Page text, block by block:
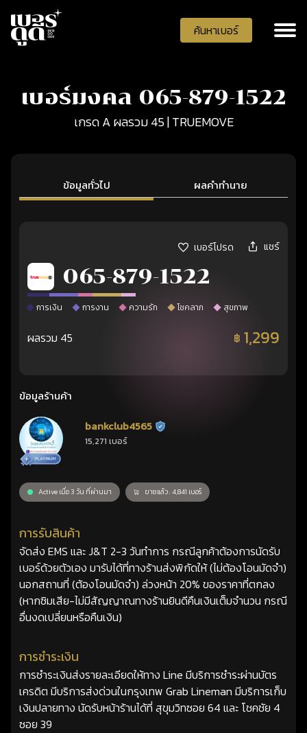
ค้นหาเบอร์
เบอร์มงคล 065-879-1522
เกรด A ผลรวม 45 | TRUEMOVE
ข้อมูลทั่วไป ผลคำทำนาย
เบอร์โปรด แชร์
065-879-1522
การเงิน การงาน ความรัก โชคลาภ สุขภาพ
ผลรวม 45 ฿ 1,299
ข้อมูลร้านค้า
bankclub4565 ร้านยืนยันแล้ว
15,271 เบอร์
Active เมื่อ 3 วัน ที่ผ่านมา ขายแล้ว : 4,841 เบอร์
การรับสินค้า
จัดส่ง EMS และ J&T 2-3 วันทำการ กรณีลูกค้าต้องการนัดรับ
เบอร์ด้วยตัวเอง มารับได้ที่ทางร้านส่งพิกัดให้ (ไม่ต้องโอนมัดจำ)
นอกสถานที่ (ต้องโอนมัดจำ) ล่วงหน้า 20% ของราคาที่ตกลง
(หากซิมเสีย-ไม่มีสัญญาณทางร้านยินดีคืนเงินเต็มจำนวน กรณี
อื่นงดเปลี่ยนหรือคืนเงิน)
การชำระเงิน
การชำระเงินส่งรายละเอียดให้ทาง Line มีบริการชำระผ่านบัตร
เครดิต มีบริการส่งด่วนในกรุงเทพ Grab Lineman มีบริการเก็บ
เงินปลายทาง นัดรับหน้าร้านได้ที่ สุขุมวิทซอย 64 และ โชคชัย 4
ซอย 39